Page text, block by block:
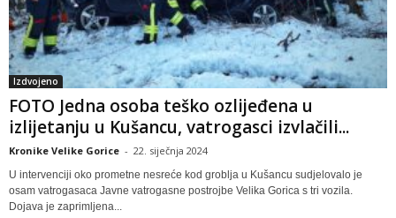
Izdvojeno
FOTO Jedna osoba teško ozlijeđena u
izlijetanju u Kušancu, vatrogasci izvlačili...
Kronike Velike Gorice - 22. siječnja 2024
U intervenciji oko prometne nesreće kod groblja u Kušancu sudjelovalo je
osam vatrogasaca Javne vatrogasne postrojbe Velika Gorica s tri vozila.
Dojava je zaprimljena...